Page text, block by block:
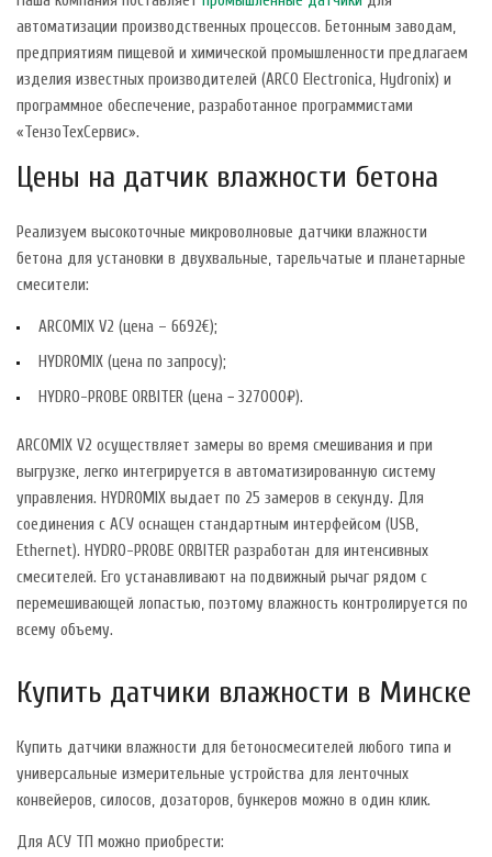
автоматизации производственных процессов. Бетонным заводам,
предприятиям пищевой и химической промышленности предлагаем
изделия известных производителей (ARCO Electronica, Hydronix) и
программное обеспечение, разработанное программистами
«ТензоТехСервис».
Цены на датчик влажности бетона
Реализуем высокоточные микроволновые датчики влажности
бетона для установки в двухвальные, тарельчатые и планетарные
смесители:
ARCOMIX V2 (цена – 6692€);
HYDROMIX (цена по запросу);
HYDRO-PROBE ORBITER (цена − 327000₽).
ARCOMIX V2 осуществляет замеры во время смешивания и при
выгрузке, легко интегрируется в автоматизированную систему
управления. HYDROMIX выдает по 25 замеров в секунду. Для
соединения с АСУ оснащен стандартным интерфейсом (USB,
Ethernet). HYDRO-PROBE ORBITER разработан для интенсивных
смесителей. Его устанавливают на подвижный рычаг рядом с
перемешивающей лопастью, поэтому влажность контролируется по
всему объему.
Купить датчики влажности в Минске
Купить датчики влажности для бетоносмесителей любого типа и
универсальные измерительные устройства для ленточных
конвейеров, силосов, дозаторов, бункеров можно в один клик.
Для АСУ ТП можно приобрести: